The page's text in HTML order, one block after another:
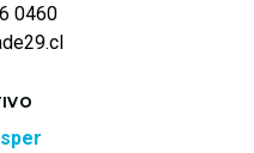
0460